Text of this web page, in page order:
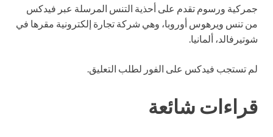
جمركية ورسوم تقدم على أحذية التنس المرسلة عبر فيدكس
من تنس ويرهوس أوروبا، وهي شركة تجارة إلكترونية مقرها في
شوتيرفالد، ألمانيا.
لم تستجب فيدكس على الفور لطلب التعليق.
قراءات شائعة